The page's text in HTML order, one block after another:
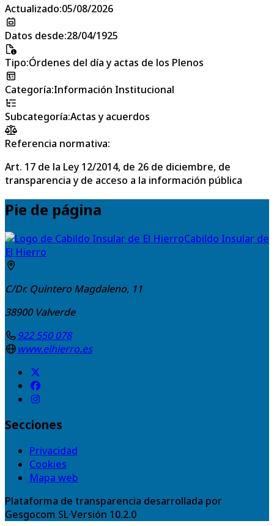
Actualizado:05/08/2026
Datos desde:28/04/1925
Tipo:Órdenes del día y actas de los Plenos
Categoría:Información Institucional
Subcategoría:Actas y acuerdos
Referencia normativa:
Art. 17 de la Ley 12/2014, de 26 de diciembre, de
transparencia y de acceso a la información pública
Pie de página
Cabildo Insular de
El Hierro
C/Dr. Quintero Magdaleno, 11
38900 Valverde
922 550 078
www.elhierro.es
Secciones
Privacidad
Cookies
Mapa web
Plataforma de transparencia desarrollada por
Gesgocom SL·Versión 10.2.0